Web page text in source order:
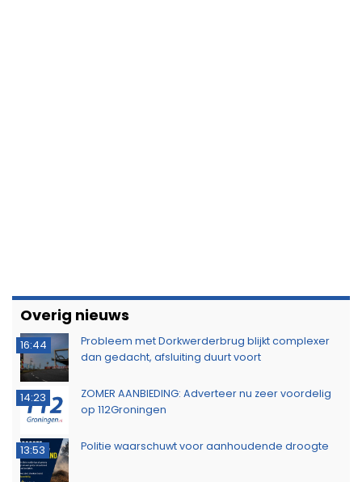
Overig nieuws
16:44
Probleem met Dorkwerderbrug blijkt complexer
dan gedacht, afsluiting duurt voort
14:23
ZOMER AANBIEDING: Adverteer nu zeer voordelig
op 112Groningen
13:53 Politie waarschuwt voor aanhoudende droogte